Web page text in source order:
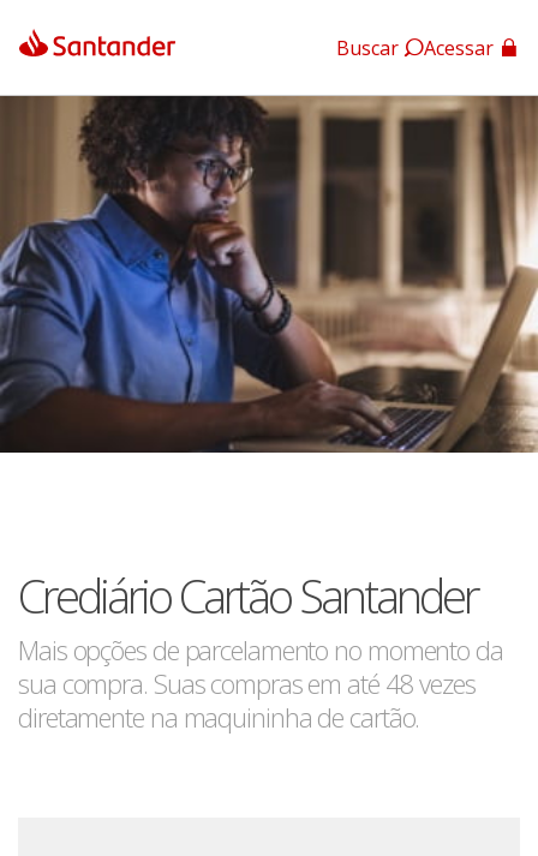
App Santander
App Santander Empresas
Buscar Acessar
Crediário Cartão Santander
Mais opções de parcelamento no momento da
sua compra. Suas compras em até 48 vezes
diretamente na maquininha de cartão.